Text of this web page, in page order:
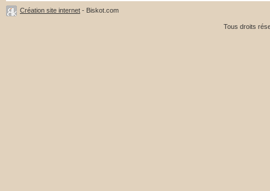
Création site internet - Biskot.com
Tous droits